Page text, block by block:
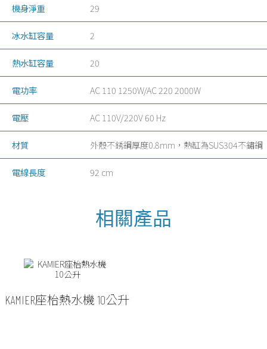
機身淨重 29
冰水缸容量 2
熱水缸容量 20
電功率 AC 110 1250W/AC 220 2000W
電壓 AC 110V/220V 60 Hz
材質 外殼不銹鋼厚度0.8mm，熱缸為SUS304不鏽鋼
電線長度 92 cm
KAMIER座枱熱水機 10公升